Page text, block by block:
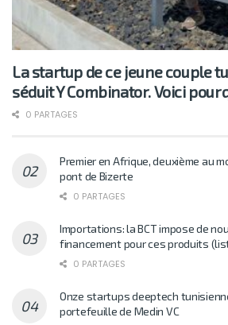
La startup de ce jeune couple
séduit Y Combinator. Voici
0 PARTAGES
Premier en Afrique, deuxième au
pont de Bizerte
0 PARTAGES
Importations: la BCT impose de
financement pour ces produits
0 PARTAGES
Onze startups deeptech
portefeuille de Medin VC